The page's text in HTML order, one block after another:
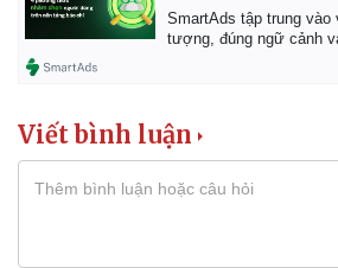
SmartAds tập trung vào
tượng, đúng ngữ cảnh
Viết bình luận